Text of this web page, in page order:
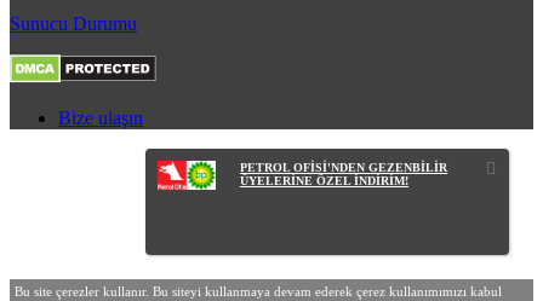
Sunucu Durumu
Bize ulaşın
PETROL OFİSİ'NDEN GEZENBİLİR
ÜYELERİNE ÖZEL İNDİRİM!
Bu site çerezler kullanır. Bu siteyi kullanmaya devam ederek çerez kullanımımızı kabul